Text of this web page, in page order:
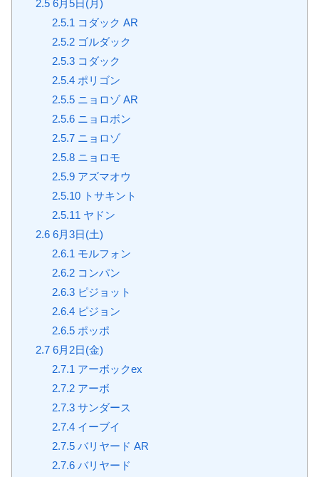
2.56月5日(月)
2.5.1 コダック AR
2.5.2ゴルダック
2.5.3コダック
2.5.4ポリゴン
2.5.5ニョロゾ AR
2.5.6ニョロボン
2.5.7ニョロゾ
2.5.8ニョロモ
2.5.9アズマオウ
2.5.10トサキント
2.5.11 ヤドン
2.66月3日(土)
2.6.1 モルフォン
2.6.2コンパン
2.6.3ピジョット
2.6.4ピジョン
2.6.5ポッポ
2.76月2日(金)
2.7.1 アーボックex
2.7.2アーボ
2.7.3サンダース
2.7.4イーブイ
2.7.5バリヤード AR
2.7.6バリヤード